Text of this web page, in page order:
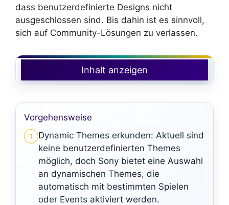
dass benutzerdefinierte Designs nicht
ausgeschlossen sind. Bis dahin ist es sinnvoll,
sich auf Community-Lösungen zu verlassen.
Inhalt anzeigen
Vorgehensweise
1
Dynamic Themes erkunden: Aktuell sind
keine benutzerdefinierten Themes
möglich, doch Sony bietet eine Auswahl
an dynamischen Themes, die
automatisch mit bestimmten Spielen
oder Events aktiviert werden.